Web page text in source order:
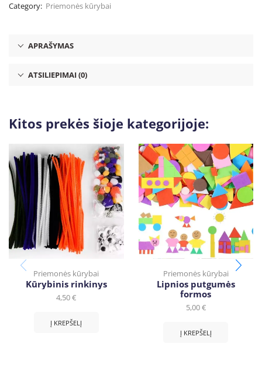
Category: Priemonės kūrybai
APRAŠYMAS
ATSILIEPIMAI (0)
Kitos prekės šioje kategorijoje:
Priemonės kūrybai
Kūrybinis rinkinys
4,50€
Į KREPŠELĮ
Priemonės kūrybai
Lipnios putgumės
formos
5,00€
Į KREPŠELĮ